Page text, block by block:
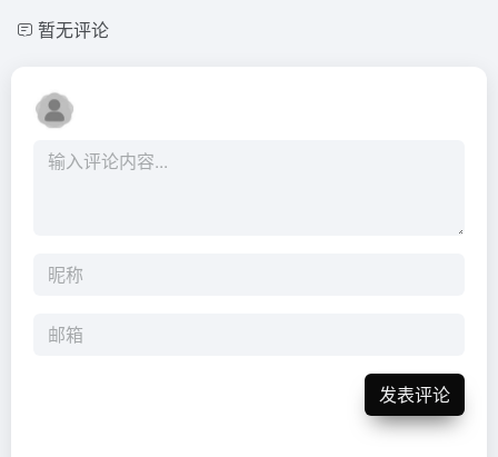
暂无评论
发表评论